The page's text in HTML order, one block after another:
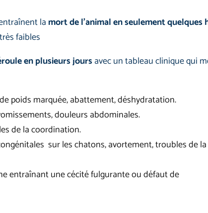
la mort de l’animal en seulement quelques
faibles
en plusieurs joursavec un tableau clinique qui
poids marquée, abattement, déshydratation.
douleurs abdominales.
de la coordination.
sur les chatons, avortement, troubles de
entraînant une cécité fulgurante ou défaut de